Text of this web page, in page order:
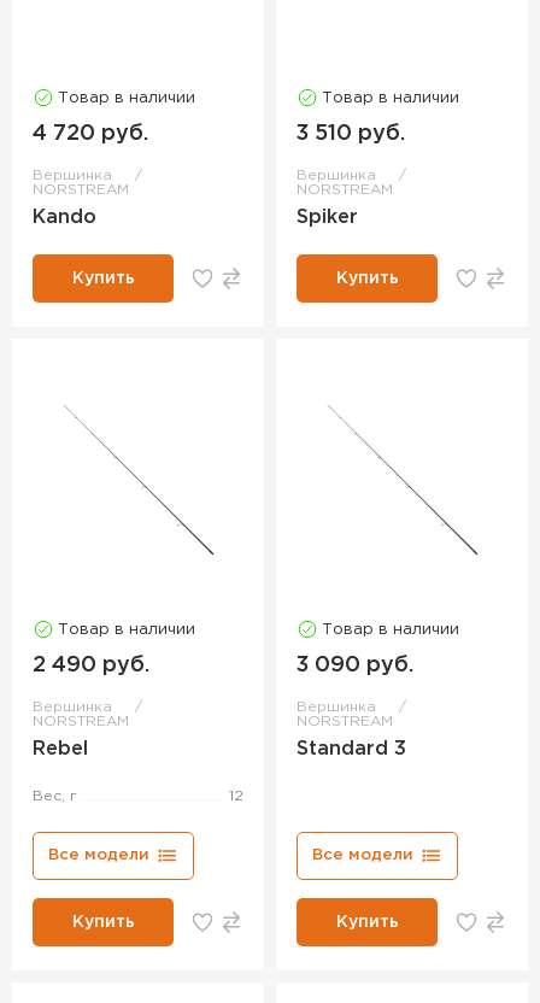
Товар в наличии
4 720 руб.
Вершинка
NORSTREAM
Kando
Купить
Товар в наличии
3 510 руб.
Вершинка
NORSTREAM
Spiker
Купить
Товар в наличии
2 490 руб.
Вершинка
NORSTREAM
Rebel
Вес, г 12
Все модели
Купить
Товар в наличии
3 090 руб.
Вершинка
NORSTREAM
Standard 3
Все модели
Купить